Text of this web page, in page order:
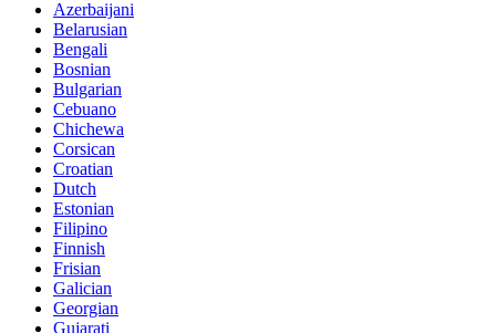
Azerbaijani
Belarusian
Bengali
Bosnian
Bulgarian
Cebuano
Chichewa
Corsican
Croatian
Dutch
Estonian
Filipino
Finnish
Frisian
Galician
Georgian
Gujarati